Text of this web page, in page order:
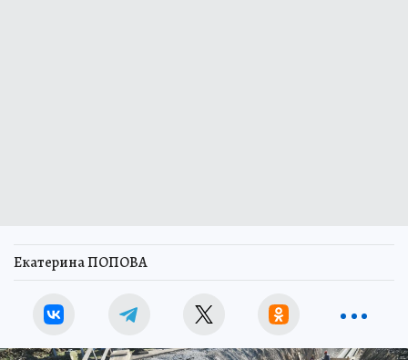
Екатерина ПОПОВА